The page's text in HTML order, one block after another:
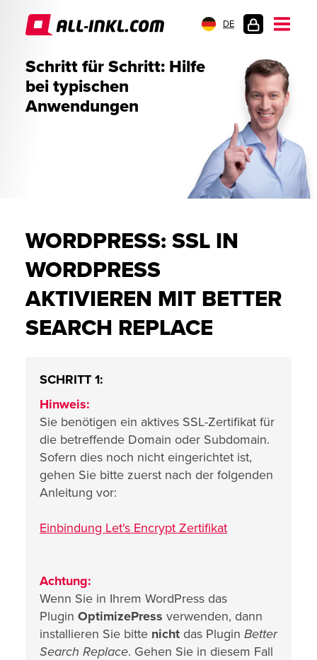
DE
Schritt für Schritt: Hilfe
bei typischen
Anwendungen
WORDPRESS: SSL IN
WORDPRESS
AKTIVIEREN MIT BETTER
SEARCH REPLACE
SCHRITT 1:
Hinweis:
Sie benötigen ein aktives SSL-Zertifikat für
die betreffende Domain oder Subdomain.
Sofern dies noch nicht eingerichtet ist,
gehen Sie bitte zuerst nach der folgenden
Anleitung vor:
Einbindung Let's Encrypt Zertifikat
Achtung:
Wenn Sie in Ihrem WordPress das
Plugin OptimizePress verwenden, dann
installieren Sie bitte nicht das Plugin Better
Search Replace. Gehen Sie in diesem Fall